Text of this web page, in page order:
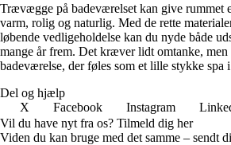
Trævægge på badeværelset kan give rummet
varm, rolig og naturlig. Med de rette
løbende vedligeholdelse kan du nyde både
mange år frem. Det kræver lidt omtanke, men
badeværelse, der føles som et lille stykke spa
Del og hjælp
X
Facebook Instagram
Vil du have nyt fra os? Tilmeld dig her
Viden du kan bruge med det samme – sendt